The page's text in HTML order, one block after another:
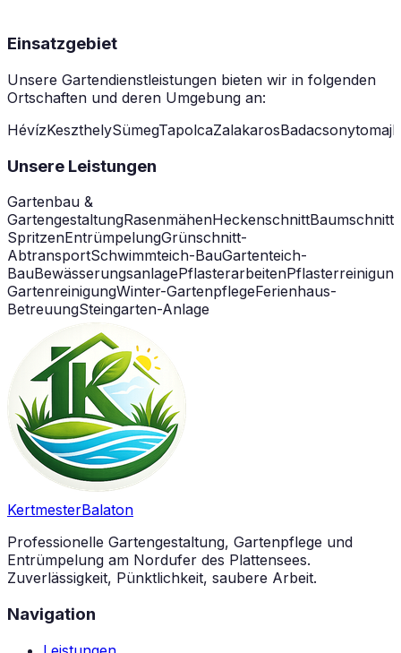
Einsatzgebiet
Unsere Gartendienstleistungen bieten wir in folgenden
Ortschaften und deren Umgebung an:
HévízKeszthelySümegTapolcaZalakarosBadacsonytomaj
Unsere Leistungen
Gartenbau &
GartengestaltungRasenmähenHeckenschnittBaumschnitt
SpritzenEntrümpelungGrünschnitt-
AbtransportSchwimmteich-BauGartenteich-
BauBewässerungsanlagePflasterarbeitenPflasterreinigung
GartenreinigungWinter-GartenpflegeFerienhaus-
BetreuungSteingarten-Anlage
KertmesterBalaton
Professionelle Gartengestaltung, Gartenpflege und
Entrümpelung am Nordufer des Plattensees.
Zuverlässigkeit, Pünktlichkeit, saubere Arbeit.
Navigation